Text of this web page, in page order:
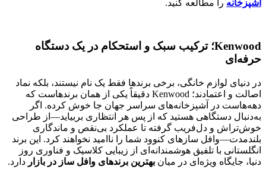
آشپزخانه را مطالعه کنید.
Kenwood؛ ترکیب سبک و استحکام در یک دستگاه
حرفه‌ای
در دنیای لوازم خانگی، برخی برندها فقط یک نام نیستند، بلکه نماد
اصالت و اعتمادند؛ Kenwood دقیقاً یکی از همان برندهاست که
دهه‌هاست در آشپزخانه‌های سراسر جهان جا خوش کرده. اگر
به‌دنبال دستگاهی هستید که از پس هر انتظاری بربیاید—از طراحی
خوش‌تراش و دل‌فریب گرفته تا عملکرد بی‌نقص و ماندگاری
بلندمدت—وافل سازهای کنوود شما را ناامید نخواهند کرد. این برند
انگلستانی با تلفیق هوشمندانه‌ای از زیبایی کلاسیک و فناوری روز
دنیا، جایگاه ویژه‌ای در میان بهترین برندهای وافل ساز در بازار دارد.